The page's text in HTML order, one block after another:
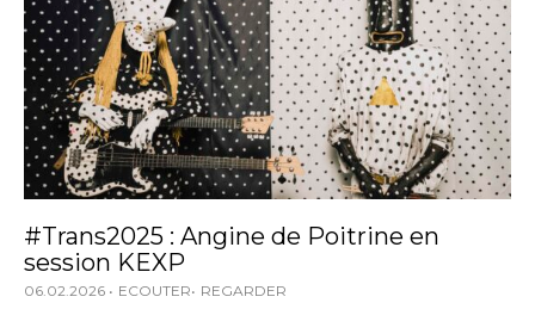
#Trans2025 : Angine de Poitrine en
session KEXP
06.02.2026 ECOUTER REGARDER